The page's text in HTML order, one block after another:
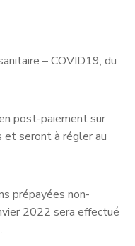
– COVID19, du
post-paiement sur
et seront à régler au
prépayées non-
2022 sera effectué